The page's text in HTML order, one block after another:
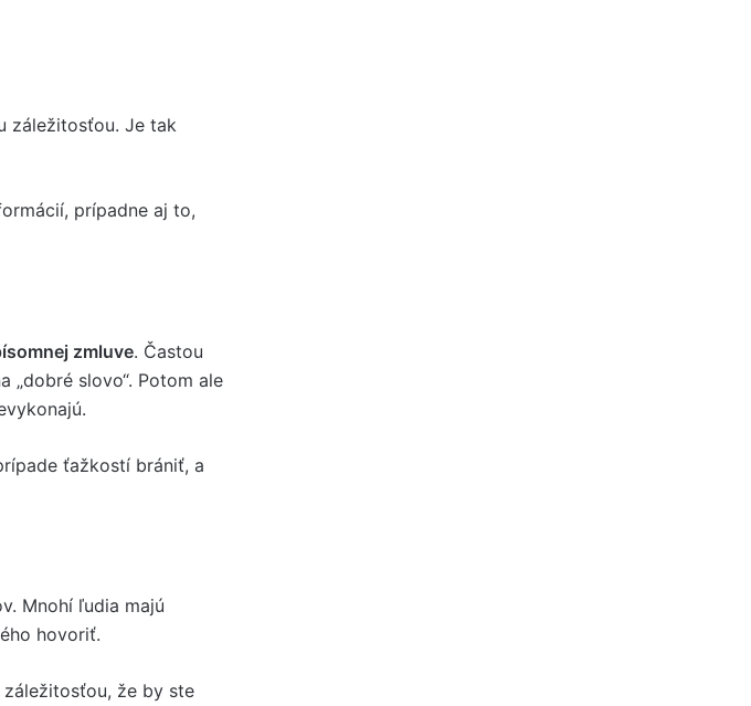
záležitosťou. Je tak
prípadne aj to,
zmluve. Častou
slovo“. Potom ale
ťažkostí brániť, a
Mnohí ľudia majú
hovoriť.
že by ste